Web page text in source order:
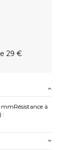
29 €
mmRésistance à
: